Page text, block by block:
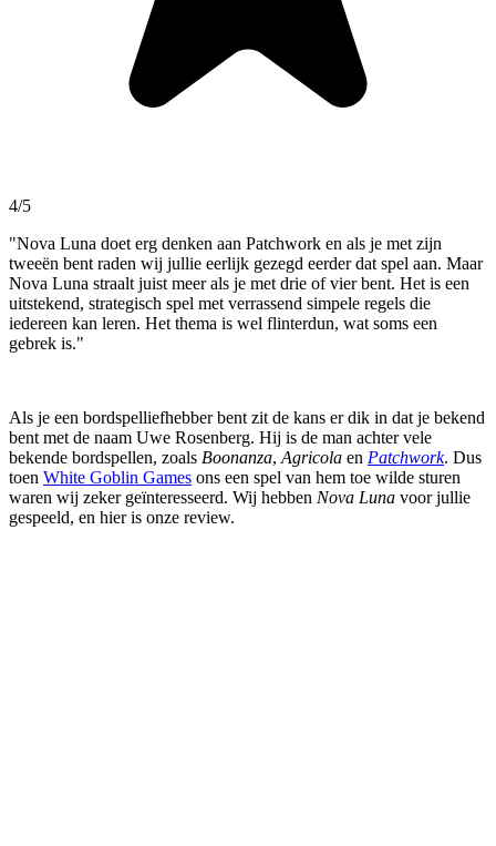
4/5
"Nova Luna doet erg denken aan Patchwork en als je met zijn
tweeën bent raden wij jullie eerlijk gezegd eerder dat spel aan. Maar
Nova Luna straalt juist meer als je met drie of vier bent. Het is een
uitstekend, strategisch spel met verrassend simpele regels die
iedereen kan leren. Het thema is wel flinterdun, wat soms een
gebrek is."
Als je een bordspelliefhebber bent zit de kans er dik in dat je bekend
bent met de naam Uwe Rosenberg. Hij is de man achter vele
bekende bordspellen, zoals Boonanza, Agricola en Patchwork. Dus
toen White Goblin Games ons een spel van hem toe wilde sturen
waren wij zeker geïnteresseerd. Wij hebben Nova Luna voor jullie
gespeeld, en hier is onze review.